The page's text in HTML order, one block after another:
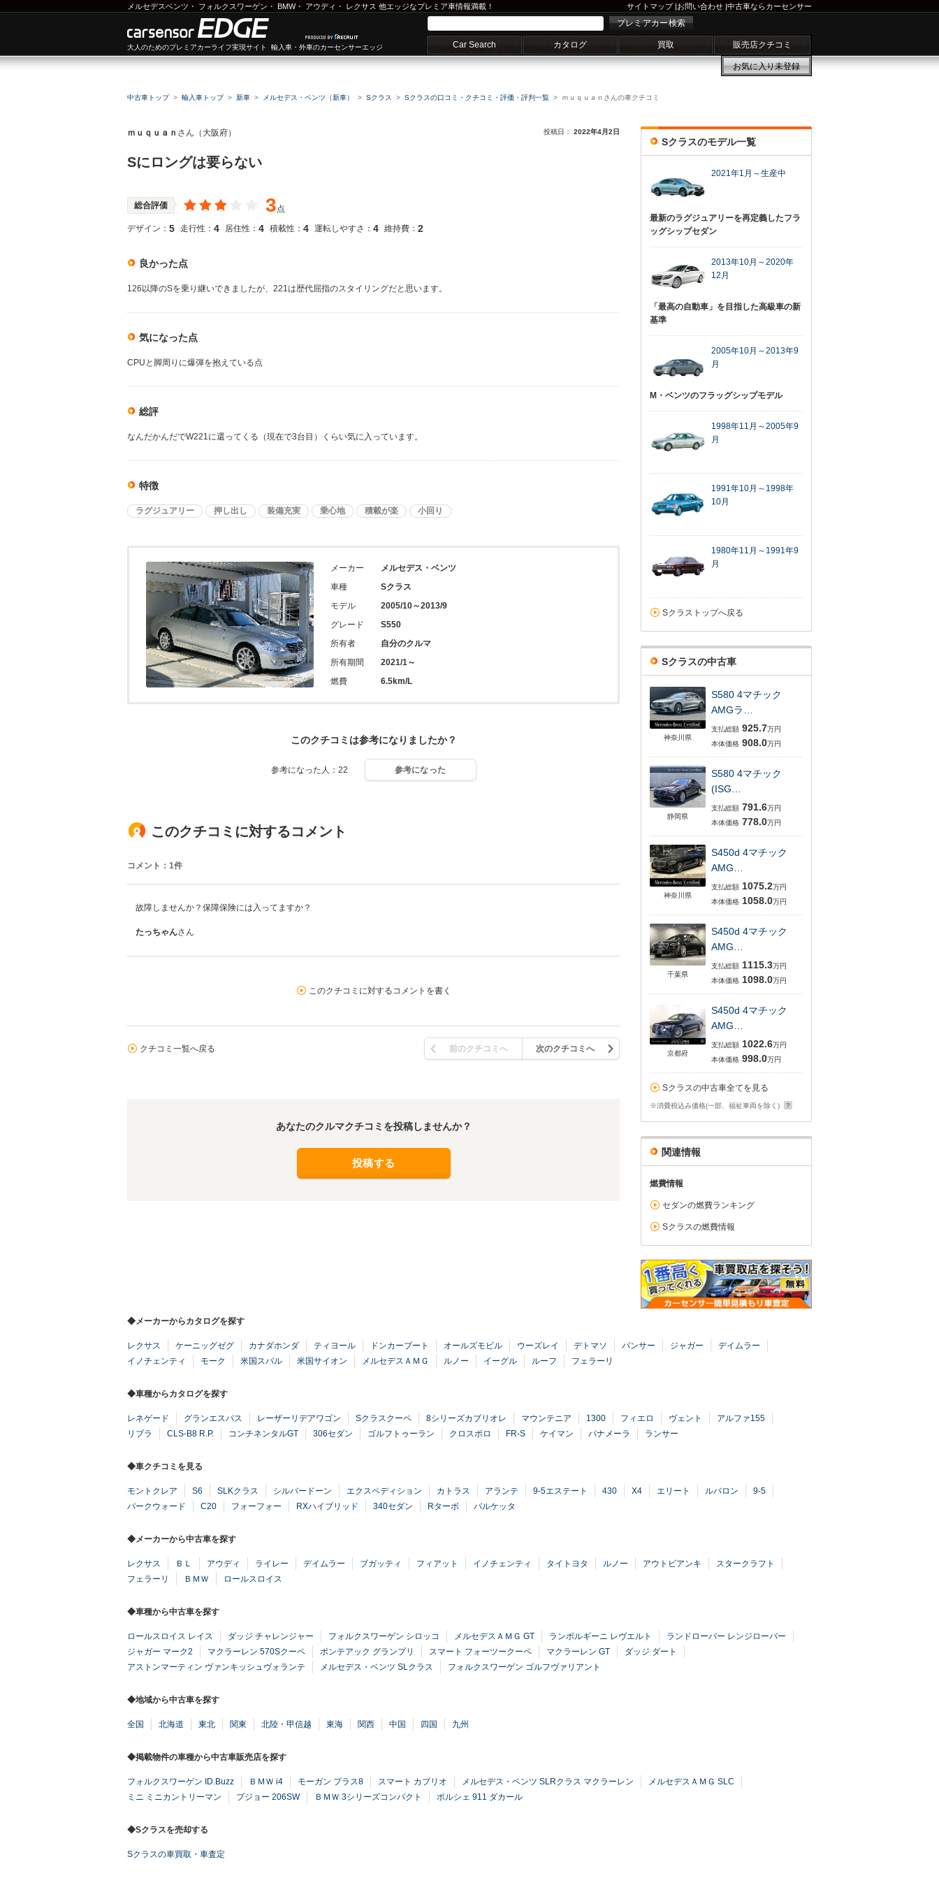
メルセデスベンツ ・ フォルクスワーゲン ・ BMW・ アウディ ・ レクサス 他エッジなプレミア車情報満載！ サイトマップ|お問い合わせ |中古車ならカーセンサー
大人のためのプレミアカーライフ実現サイト 輸入車・外車のカーセンサーエッジ
プレミアカー検索
Car Search カタログ 買取 販売店クチコミ
お気に入り未登録
中古車トップ 輸入車トップ 新車 メルセデス・ベンツ（新車） Sクラス Sクラスの口コミ・クチコミ・評価・評判一覧 ｍｕｑｕａｎさんの車クチコミ
ｍｕｑｕａｎ さん（大阪府） 投稿日： 2022年4月2日
Sにロングは要らない
総合評価 3点
デザイン： 5 走行性： 4 居住性： 4 積載性： 4 運転しやすさ： 4 維持費： 2
良かった点
126以降のSを乗り継いできましたが、221は歴代屈指のスタイリングだと思います。
気になった点
CPUと脚周りに爆弾を抱えている点
総評
なんだかんだでW221に還ってくる（現在で3台目）くらい気に入っています。
特徴
ラグジュアリー 押し出し 装備充実 乗心地 積載が楽 小回り
メーカー
メルセデス・ベンツ
車種
Sクラス
モデル
2005/10～2013/9
グレード
S550
所有者
自分のクルマ
所有期間
2021/1～
燃費
6.5km/L
このクチコミは参考になりましたか？
参考になった人：22 参考になった
このクチコミに対するコメント
コメント：1件
故障しませんか？保障保険には入ってますか？
たっちゃんさん
このクチコミに対するコメントを書く
クチコミ一覧へ戻る 前のクチコミへ 次のクチコミへ
あなたのクルマクチコミを投稿しませんか？
投稿する
Sクラスのモデル一覧
2021年1月～生産中
最新のラグジュアリーを再定義したフラ
ッグシップセダン
2013年10月～2020年
12月
「最高の自動車」を目指した高級車の新
基準
2005年10月～2013年9
月
M・ベンツのフラッグシップモデル
1998年11月～2005年9
月
1991年10月～1998年
10月
1980年11月～1991年9
月
Sクラストップへ戻る
Sクラスの中古車
神奈川県
S580 4マチック
AMGラ…
支払総額 925.7万円
本体価格 908.0万円
静岡県
S580 4マチック
(ISG…
支払総額 791.6万円
本体価格 778.0万円
神奈川県
S450d 4マチック
AMG…
支払総額 1075.2万円
本体価格 1058.0万円
千葉県
S450d 4マチック
AMG…
支払総額 1115.3万円
本体価格 1098.0万円
京都府
S450d 4マチック
AMG…
支払総額 1022.6万円
本体価格 998.0万円
Sクラスの中古車全てを見る
※消費税込み価格(一部、福祉車両を除く)
関連情報
燃費情報
セダンの燃費ランキング
Sクラスの燃費情報
◆メーカーからカタログを探す
レクサス ケーニッグゼグ カナダホンダ ティヨール ドンカーブート オールズモビル ウーズレイ デトマソ パンサー ジャガー
デイムラー
イノチェンティ
モーク 米国スバル 米国サイオン メルセデスＡＭＧ ルノー イーグル ルーフ フェラーリ
◆車種からカタログを探す
レネゲード グランエスパス レーザーリデアワゴン Sクラスクーペ 8シリーズカブリオレ マウンテニア 1300 フィエロ ヴェント
アルファ155
リブラ
CLS-B8 R.P. コンチネンタルGT 306セダン ゴルフトゥーラン クロスポロ FR-S ケイマン パナメーラ ランサー
◆車クチコミを見る
モントクレア S6 SLKクラス シルバードーン エクスペディション カトラス アランテ 9-5エステート 430 X4 エリート ルバロン
9-5
パークウォード
C20 フォーフォー RXハイブリッド 340セダン Rターボ バルケッタ
◆メーカーから中古車を探す
レクサス ＢＬ アウディ ライレー デイムラー ブガッティ フィアット イノチェンティ タイトヨタ ルノー アウトビアンキ
スタークラフト
フェラーリ
ＢＭＷ ロールスロイス
◆車種から中古車を探す
ロールスロイス レイス ダッジ チャレンジャー フォルクスワーゲン シロッコ メルセデスＡＭＧ GT ランボルギーニ レヴエルト
ランドローバー レンジローバー
ジャガー マーク2
マクラーレン 570Sクーペ ポンテアック グランプリ スマート フォーツークーペ マクラーレン GT
ダッジ ダート
アストンマーティン ヴァンキッシュヴォランテ
メルセデス・ベンツ SLクラス フォルクスワーゲン ゴルフヴァリアント
◆地域から中古車を探す
全国 北海道 東北 関東 北陸・甲信越 東海 関西 中国 四国 九州
◆掲載物件の車種から中古車販売店を探す
フォルクスワーゲン ID.Buzz ＢＭＷ i4 モーガン プラス8 スマート カブリオ メルセデス・ベンツ SLRクラス マクラーレン
メルセデスＡＭＧ SLC
ミニ ミニカントリーマン
プジョー 206SW ＢＭＷ 3シリーズコンパクト ポルシェ 911 ダカール
◆Sクラスを売却する
Sクラスの車買取・車査定